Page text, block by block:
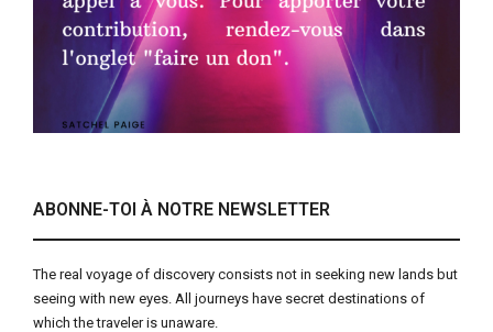
ABONNE-TOI À NOTRE NEWSLETTER
The real voyage of discovery consists not in seeking new lands but
seeing with new eyes. All journeys have secret destinations of
which the traveler is unaware.